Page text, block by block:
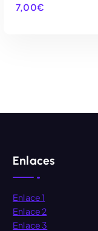
7,00€
Enlaces
Enlace 1
Enlace 2
Enlace 3